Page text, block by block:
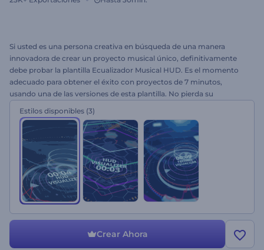
Si usted es una persona creativa en búsqueda de una manera
innovadora de crear un proyecto musical único, definitivamente
debe probar la plantilla Ecualizador Musical HUD. Es el momento
adecuado para obtener el éxito con proyectos de 7 minutos,
usando una de las versiones de esta plantilla. No pierda su
obtenga un proyecto impresionante. Perfecto para promociones
musicales en YouTube, producción musical, reacción o
visualización de audio, Vimeo, promociones de programas de TV y
muchos otros proyectos.
Estilos disponibles (3)
Crear Ahora